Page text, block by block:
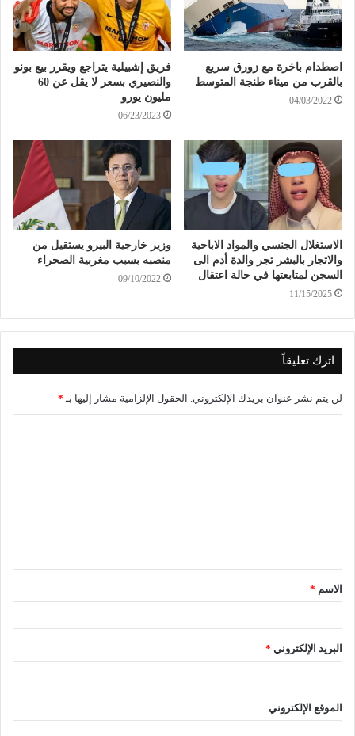
اصطدام باخرة مع زورق سريع
بالقرب من ميناء طنجة المتوسط
04/03/2022
فريق إشبيلية يتراجع ويقرر بيع بونو
والنصيري بسعر لا يقل عن 60
مليون يورو
06/23/2023
الاستغلال الجنسي والمواد الاباحية
والاتجار بالبشر تجر والدة أدم الى
السجن لمتابعتها في حالة اعتقال
11/15/2025
وزير خارجية البيرو يستقيل من
منصبه بسبب مغربية الصحراء
09/10/2022
اترك تعليقاً
لن يتم نشر عنوان بريدك الإلكتروني. الحقول الإلزامية مشار إليها بـ *
الاسم *
البريد الإلكتروني *
الموقع الإلكتروني